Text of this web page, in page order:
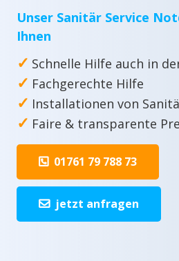
Unser Sanitär Service
Ihnen
✓ Schnelle Hilfe auch in
✓ Fachgerechte Hilfe
✓ Installationen von
✓ Faire & transparente
01761 79 788 73
jetzt anfragen